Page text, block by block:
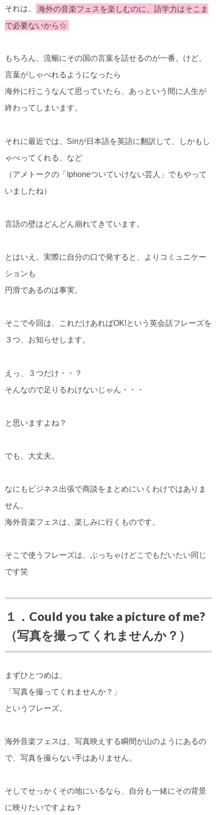
それは、
海外の音楽フェスを楽しむのに、語学力はそこま
で必要ないから☆
もちろん、流暢にその国の言葉を話せるのが一番。けど、
言葉がしゃべれるようになったら
海外に行こうなんて思っていたら、あっという間に人生が
終わってしまいます。
それに最近では、Siriが日本語を英語に翻訳して、しかもし
ゃべってくれる、など
（アメトークの「Iphoneついていけない芸人」でもやって
いましたね）
言語の壁はどんどん崩れてきています。
とはいえ、実際に自分の口で発すると、よりコミュニケー
ションも
円滑であるのは事実。
そこで今回は、これだけあればOK!という英会話フレーズを
３つ、お知らせします。
えっ、３つだけ・・？
そんなので足りるわけないじゃん・・・
と思いますよね？
でも、大丈夫。
なにもビジネス出張で商談をまとめにいくわけではありま
せん。
海外音楽フェスは、楽しみに行くものです。
そこで使うフレーズは、ぶっちゃけどこでもだいたい同じ
です笑
１．Could you take a picture of me?
（写真を撮ってくれませんか？）
まずひとつめは、
「写真を撮ってくれませんか？」
というフレーズ。
海外音楽フェスは、写真映えする瞬間が山のようにあるの
で、写真を撮らない手はありません。
そしてせっかくその地にいるなら、自分も一緒にその背景
に映りたいですよね？